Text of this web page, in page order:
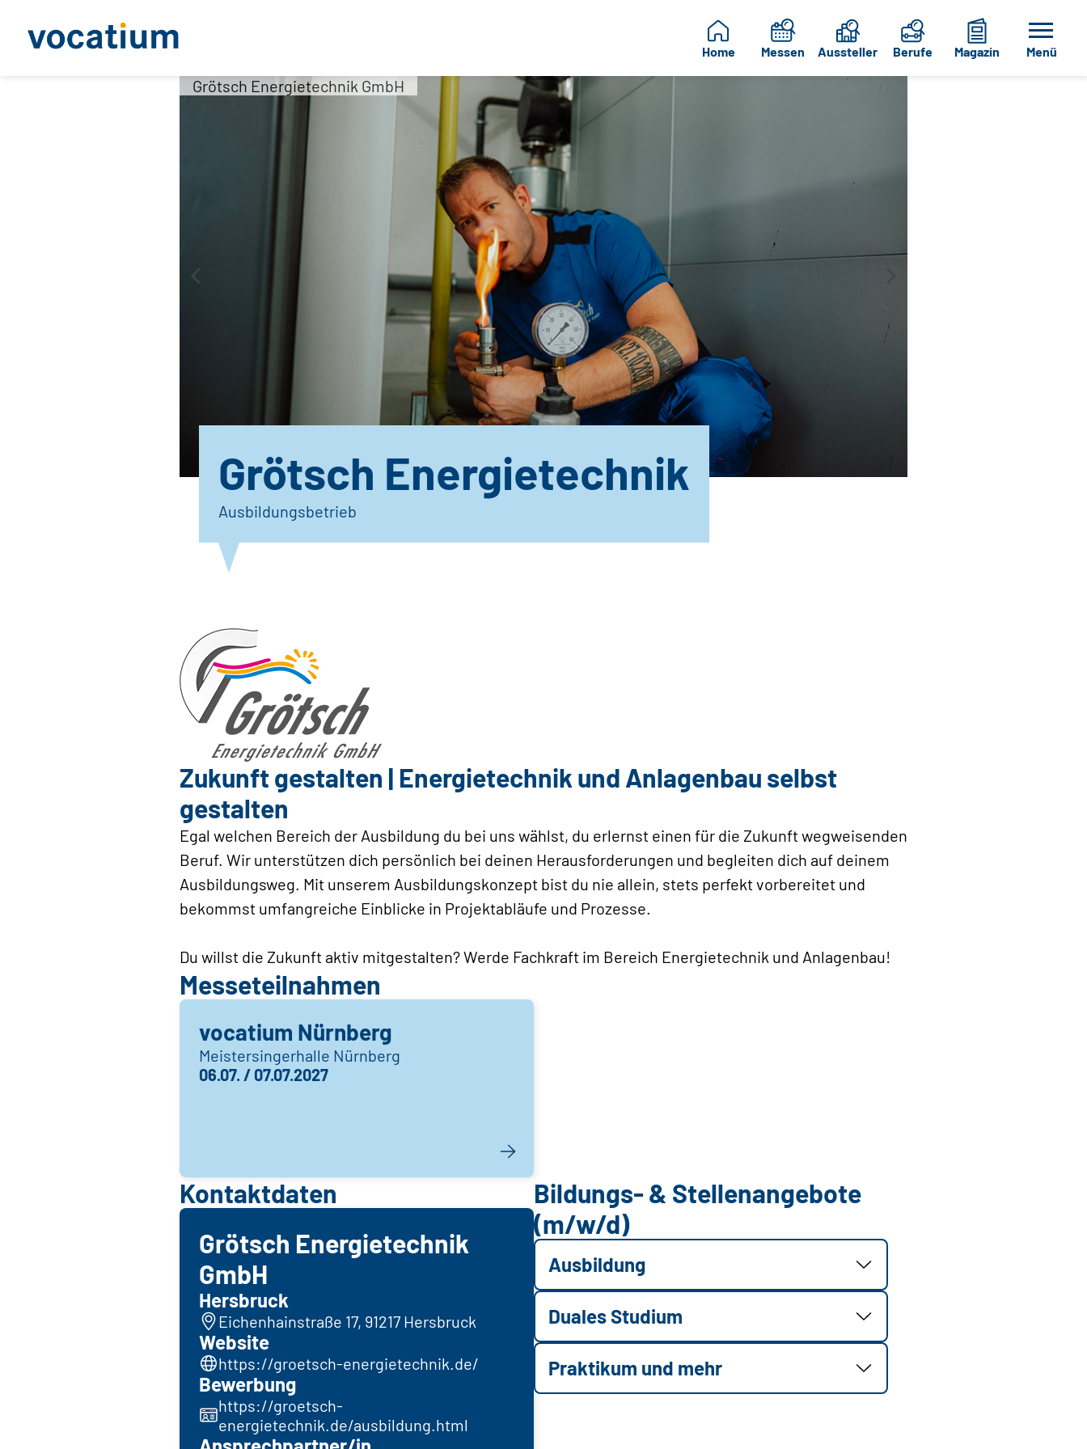
Home Messen Aussteller Berufe Magazin Menü
Grötsch Energietechnik GmbH
Grötsch Energietechnik
Ausbildungsbetrieb
Zukunft gestalten | Energietechnik und Anlagenbau selbst
gestalten
Egal welchen Bereich der Ausbildung du bei uns wählst, du erlernst einen für die Zukunft wegweisenden
Beruf. Wir unterstützen dich persönlich bei deinen Herausforderungen und begleiten dich auf deinem
Ausbildungsweg. Mit unserem Ausbildungskonzept bist du nie allein, stets perfekt vorbereitet und
bekommst umfangreiche Einblicke in Projektabläufe und Prozesse.
Du willst die Zukunft aktiv mitgestalten? Werde Fachkraft im Bereich Energietechnik und Anlagenbau!
Messeteilnahmen
vocatium Nürnberg
Meistersingerhalle Nürnberg
06.07. / 07.07.2027
Kontaktdaten
Grötsch Energietechnik
GmbH
Hersbruck
Eichenhainstraße 17, 91217 Hersbruck
Website
https://groetsch-energietechnik.de/
Bewerbung
https://groetsch-
energietechnik.de/ausbildung.html
Bildungs- & Stellenangebote
(m/w/d)
Ausbildung
Duales Studium
Praktikum und mehr